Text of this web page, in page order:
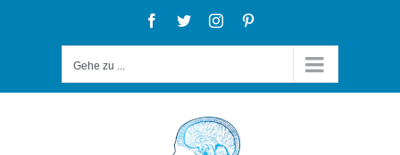
Facebook
TwitterInstagram
Gehe zu ...